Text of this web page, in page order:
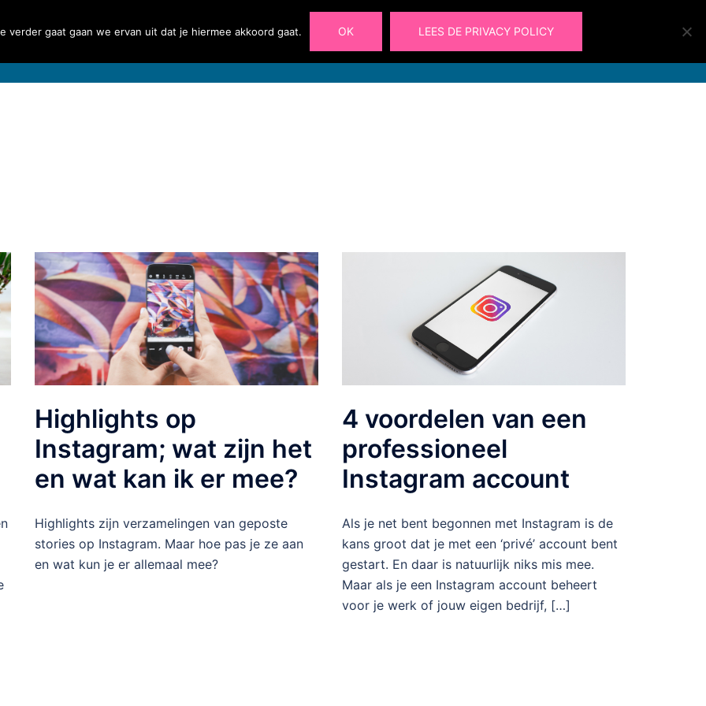
Blog Zoeken
Laura@ohlalau.nl
06 49 91 09 66
Highlights op
Instagram; wat zijn het
en wat kan ik er mee?
Highlights zijn verzamelingen van geposte
stories op Instagram. Maar hoe pas je ze aan
en wat kun je er allemaal mee?
4 voordelen van een
professioneel
Instagram account
Als je net bent begonnen met Instagram is de
kans groot dat je met een ‘privé’ account bent
gestart. En daar is natuurlijk niks mis mee.
Maar als je een Instagram account beheert
voor je werk of jouw eigen bedrijf, […]
verder gaat gaan we ervan uit dat je hiermee akkoord gaat. OK LEES DE PRIVACY POLICY